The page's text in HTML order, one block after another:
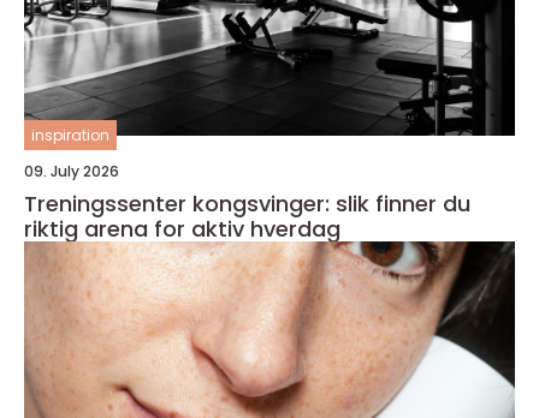
inspiration
09. July 2026
Treningssenter kongsvinger: slik finner du
riktig arena for aktiv hverdag